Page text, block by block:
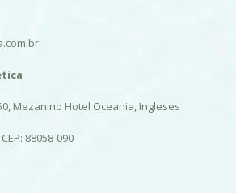
Mezanino Hotel Oceania, Ingleses
88058-090